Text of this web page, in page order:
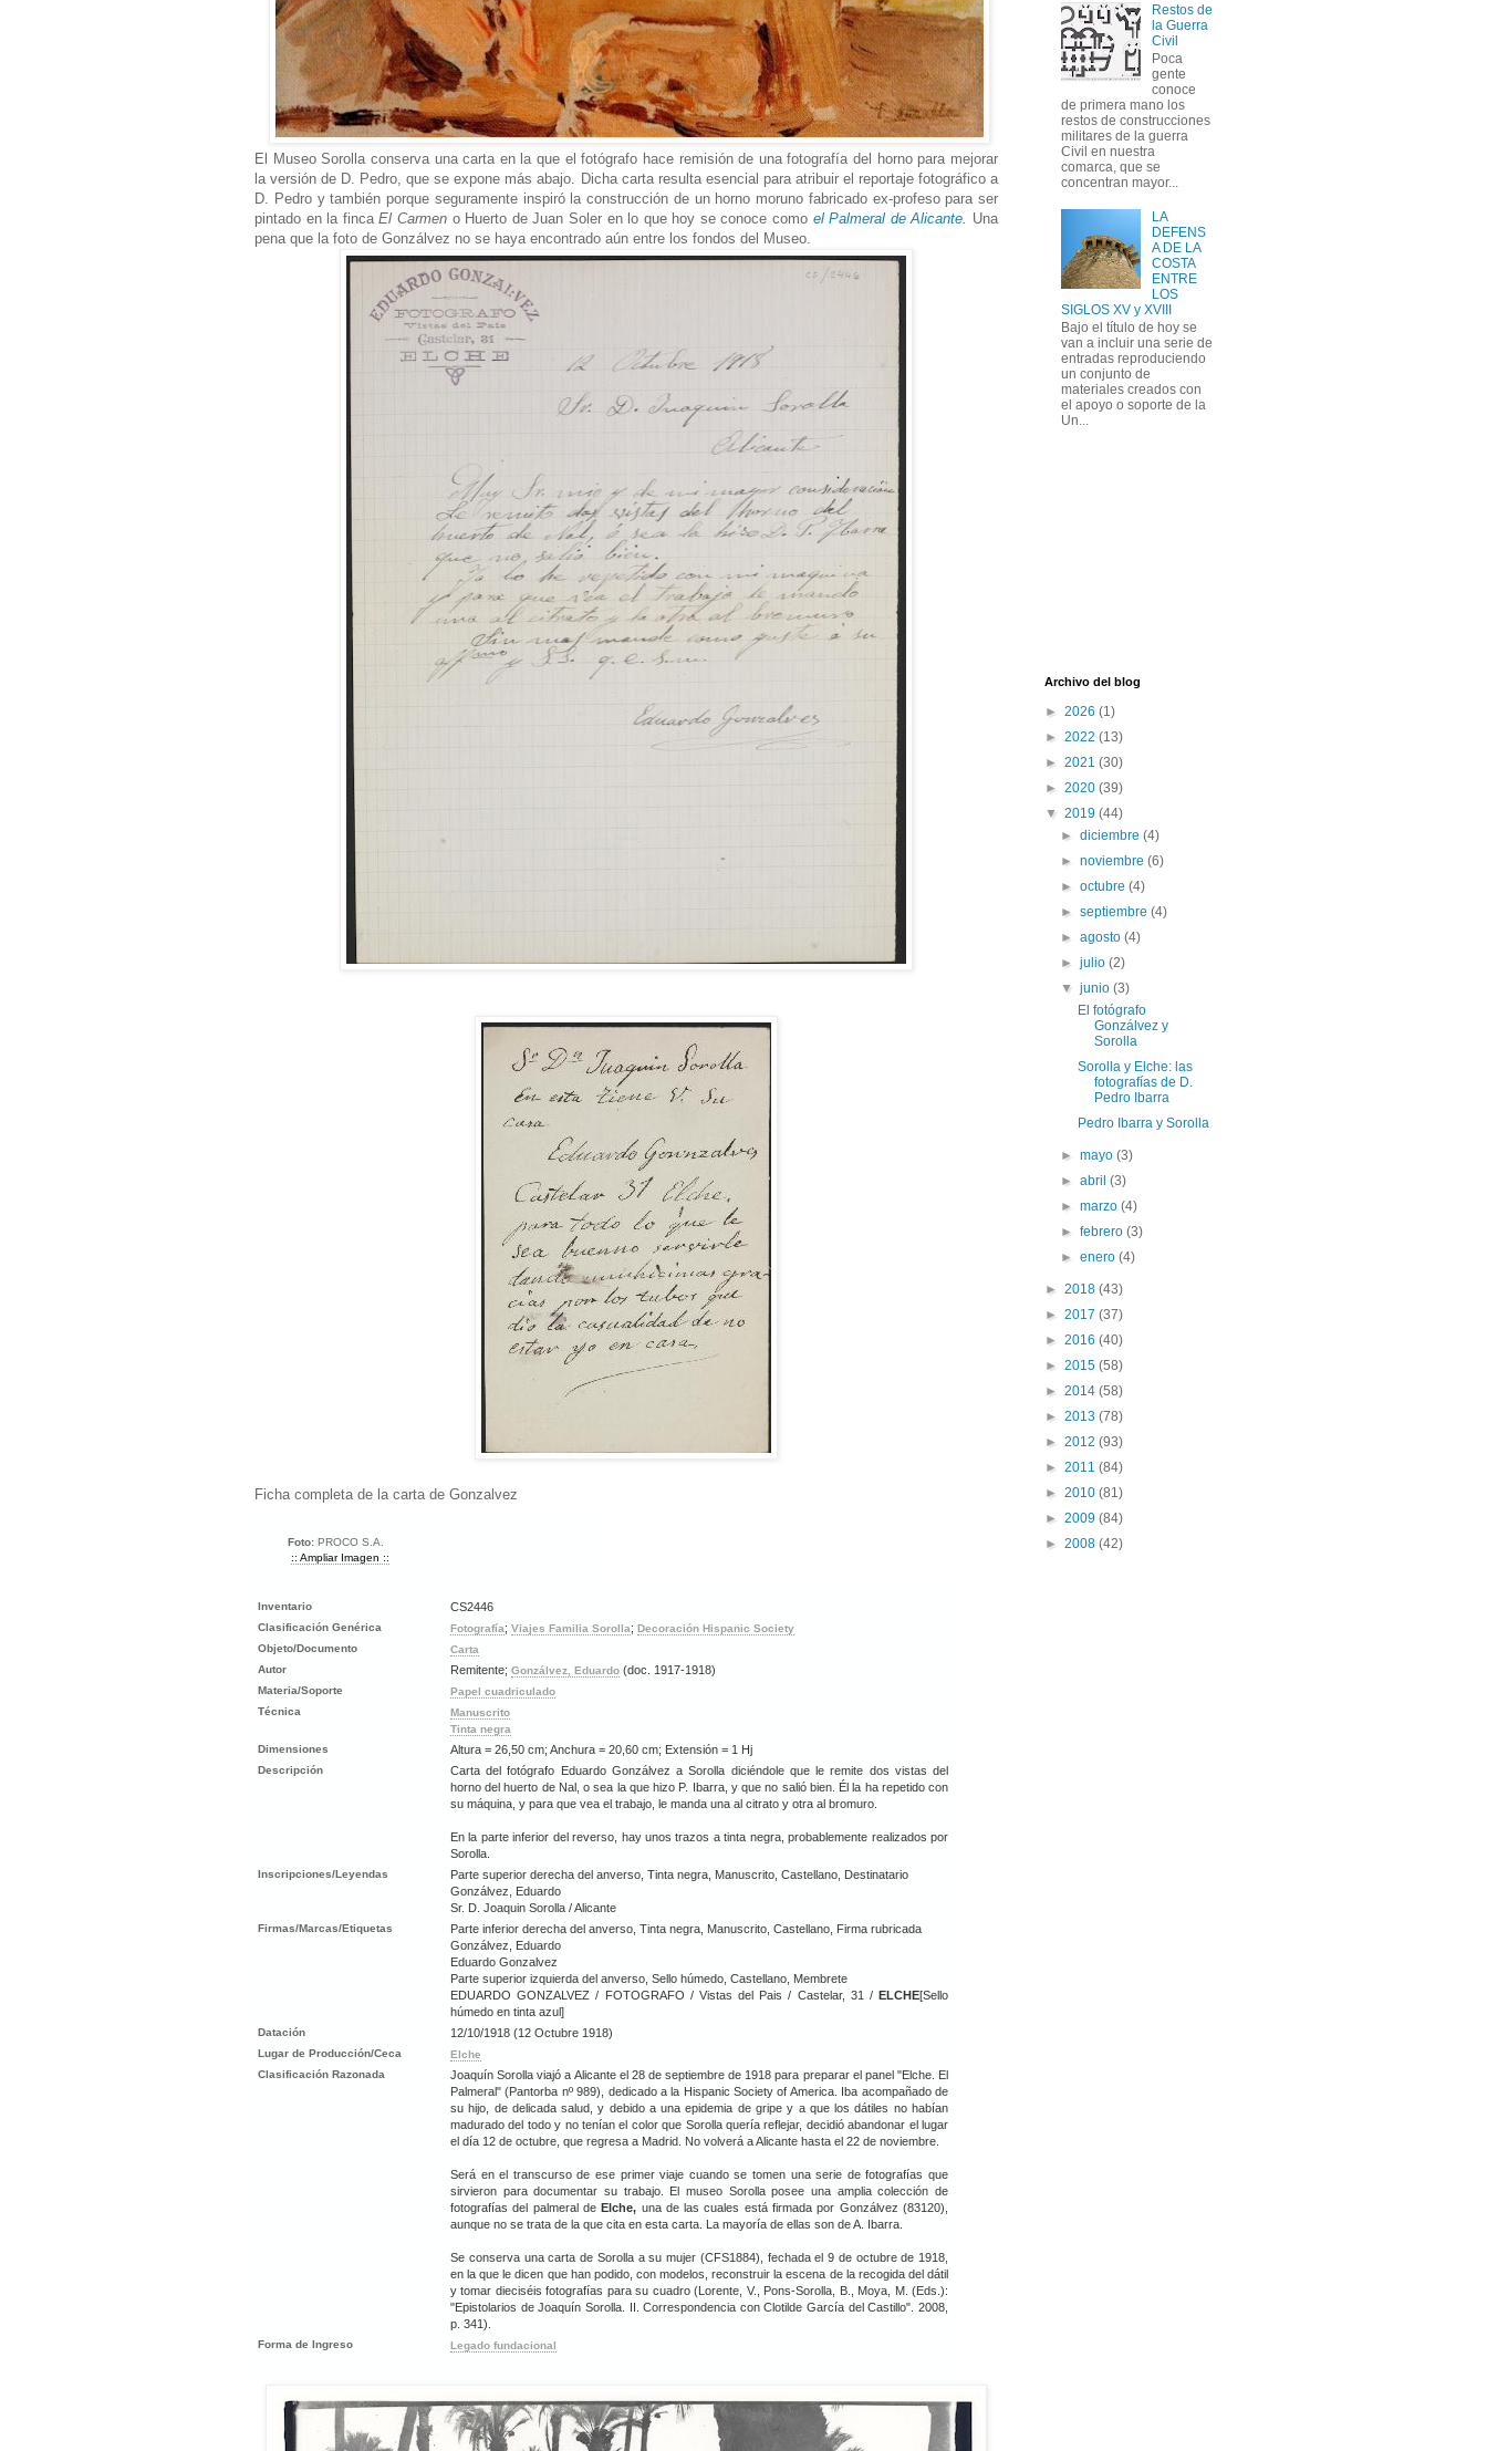
El Museo Sorolla conserva una carta en la que el fotógrafo hace remisión de una fotografía del horno para mejorar
la versión de D. Pedro, que se expone más abajo. Dicha carta resulta esencial para atribuir el reportaje fotográfico a
D. Pedro y también porque seguramente inspiró la construcción de un horno moruno fabricadoex-profeso para ser
pintado en la fincaEl Carmeno Huerto de Juan Soler en lo que hoy se conoce como el Palmeral de Alicante
Una
pena que la foto de Gonzálvez no se haya encontrado aún entre los fondos del Museo.
Ficha completa de la carta de Gonzalvez
Foto: PROCO S.A.
:: Ampliar Imagen ::
Inventario CS2446
Clasificación Genérica Fotografía; Viajes Familia Sorolla; Decoración Hispanic Society
Objeto/Documento
Carta
Autor
Remitente; Gonzálvez, Eduardo (doc. 1917-1918)
Materia/Soporte
Papel cuadriculado
Técnica
Manuscrito
Tinta negra
Dimensiones
Altura = 26,50 cm; Anchura = 20,60 cm; Extensión = 1 Hj
Descripción
Carta del fotógrafo Eduardo Gonzálvez a Sorolla diciéndole que le remite dos vistas del
horno del huerto de Nal, o sea la que hizo P. Ibarra, y que no salió bien. Él la ha repetido con
su máquina, y para que vea el trabajo, le manda una al citrato y otra al bromuro.
En la parte inferior del reverso, hay unos trazos a tinta negra, probablemente realizados por
Sorolla.
Inscripciones/Leyendas
Parte superior derecha del anverso, Tinta negra, Manuscrito, Castellano, Destinatario
Gonzálvez, Eduardo
Sr. D. Joaquin Sorolla / Alicante
Firmas/Marcas/Etiquetas
Parte inferior derecha del anverso, Tinta negra, Manuscrito, Castellano, Firma rubricada
Gonzálvez, Eduardo
Eduardo Gonzalvez
Parte superior izquierda del anverso, Sello húmedo, Castellano, Membrete
EDUARDO GONZALVEZ / FOTOGRAFO / Vistas del Pais / Castelar, 31 /ELCHE[Sello
húmedo en tinta azul]
Datación 12/10/1918 (12 Octubre 1918)
Lugar de Producción/Ceca
Elche
Clasificación Razonada
Joaquín Sorolla viajó a Alicante el 28 de septiembre de 1918 para preparar el panel "Elche. El
Palmeral" (Pantorba nº 989), dedicado a la Hispanic Society of America. Iba acompañado de
su hijo, de delicada salud, y debido a una epidemia de gripe y a que los dátiles no habían
madurado del todo y no tenían el color que Sorolla quería reflejar, decidió abandonar el lugar
el día 12 de octubre, que regresa a Madrid. No volverá a Alicante hasta el 22 de noviembre.
Será en el transcurso de ese primer viaje cuando se tomen una serie de fotografías que
sirvieron para documentar su trabajo. El museo Sorolla posee una amplia colección de
fotografías del palmeral deElche, una de las cuales está firmada por Gonzálvez (83120),
aunque no se trata de la que cita en esta carta. La mayoría de ellas son de A. Ibarra.
Se conserva una carta de Sorolla a su mujer (CFS1884), fechada el 9 de octubre de 1918,
en la que le dicen que han podido, con modelos, reconstruir la escena de la recogida del dátil
y tomar dieciséis fotografías para su cuadro (Lorente, V., Pons-Sorolla, B., Moya, M. (Eds.):
"Epistolarios de Joaquín Sorolla. II. Correspondencia con Clotilde García del Castillo". 2008,
p. 341).
Forma de Ingreso Legado fundacional
Restos de
la Guerra
Civil
Poca
gente
conoce
de primera mano los
restos de construcciones
militares de la guerra
Civil en nuestra
comarca, que se
concentran mayor...
LA
DEFENS
A DE LA
COSTA
ENTRE
LOS
SIGLOS XV y XVIII
Bajo el título de hoy se
van a incluir una serie de
entradas reproduciendo
un conjunto de
materiales creados con
el apoyo o soporte de la
Un...
Archivo del blog
► 2026 (1)
► 2022 (13)
► 2021 (30)
► 2020 (39)
▼ 2019 (44)
►diciembre(4)
►noviembre(6)
►octubre(4)
►septiembre(4)
►agosto(4)
►julio(2)
▼junio(3)
El fotógrafo
Gonzálvez y
Sorolla
Sorolla y Elche: las
fotografías de D.
Pedro Ibarra
Pedro Ibarra y Sorolla
►mayo(3)
►abril(3)
►marzo(4)
►febrero(3)
►enero(4)
► 2018 (43)
► 2017 (37)
► 2016 (40)
► 2015 (58)
► 2014 (58)
► 2013 (78)
► 2012 (93)
► 2011 (84)
► 2010 (81)
► 2009 (84)
► 2008 (42)